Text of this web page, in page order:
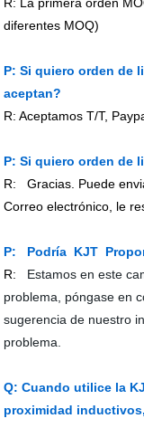
diferentes MOQ)
P: Si quiero orden de
aceptan?
R: Aceptamos T/T,
P: Si quiero orden de
R: Gracias. Puede
Correo electrónico, le
P: Podría KJT
R: Estamos en este
problema, póngase en
sugerencia de nuestro
problema.
Q:Cuando utilice la
proximidad